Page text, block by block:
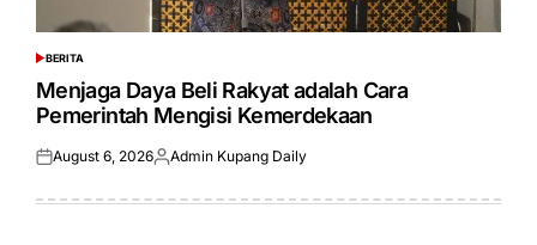
POSTED
IN
BERITA
Menjaga Daya Beli Rakyat adalah Cara
Pemerintah Mengisi Kemerdekaan
Posted
August 6, 2026Posted
Admin Kupang Daily